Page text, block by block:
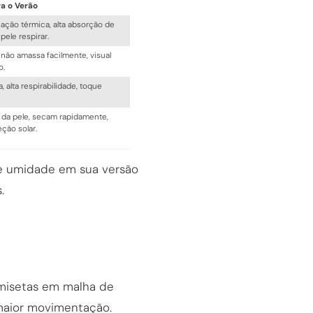
o Verão
térmica, alta absorção de
respirar.
amassa facilmente, visual
alta respirabilidade, toque
pele, secam rapidamente,
solar.
em sua versão
em malha de
movimentação.